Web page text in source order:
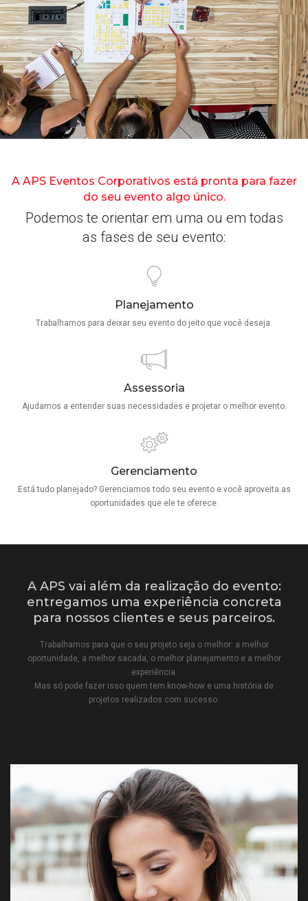
A APS Eventos Corporativos está pronta para fazer
do seu evento algo único.
Podemos te orientar em uma ou em todas
as fases de seu evento:
Planejamento
Trabalhamos para deixar seu evento do jeito que você deseja.
Assessoria
Ajudamos a entender suas necessidades e projetar o melhor evento.
Gerenciamento
Está tudo planejado? Gerenciamos todo seu evento e você aproveita as
oportunidades que ele te oferece.
A APS vai além da realização do evento:
entregamos uma experiência concreta
para nossos clientes e seus parceiros.
Trabalhamos para que o seu projeto seja o melhor: a melhor
oportunidade, a melhor sacada, o melhor planejamento e a melhor
experiência.
Mas só pode fazer isso quem tem know-how e uma história de
projetos realizados com sucesso.